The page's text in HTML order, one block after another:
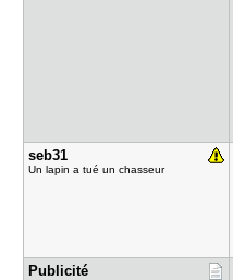
seb31
Un lapin a tué un chasseur
Publicité